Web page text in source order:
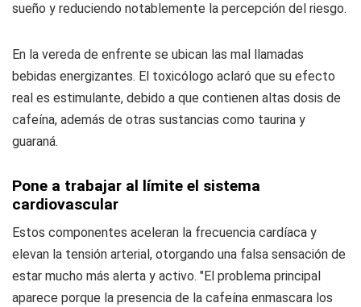
sueño y reduciendo notablemente la percepción del riesgo.
En la vereda de enfrente se ubican las mal llamadas
bebidas energizantes. El toxicólogo aclaró que su efecto
real es estimulante, debido a que contienen altas dosis de
cafeína, además de otras sustancias como taurina y
guaraná.
Pone a trabajar al límite el sistema
cardiovascular
Estos componentes aceleran la frecuencia cardíaca y
elevan la tensión arterial, otorgando una falsa sensación de
estar mucho más alerta y activo. "El problema principal
aparece porque la presencia de la cafeína enmascara los